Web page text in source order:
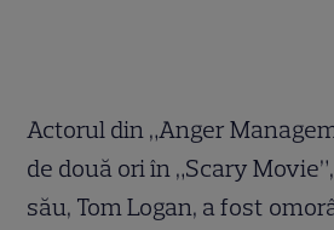
Actorul din „Anger
de două ori în „Scary
său, Tom Logan, a fost